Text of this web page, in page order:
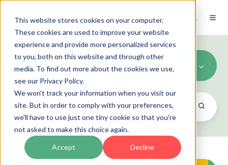
This website stores cookies on your computer.
These cookies are used to improve your website
experience and provide more personalized services
to you, both on this website and through other
media. To find out more about the cookies we use,
see our Privacy Policy.
We won't track your information when you visit our
site. But in order to comply with your preferences,
we'll have to use just one tiny cookie so that you're
not asked to make this choice again.
Accept Decline
ES
Gestion de riesgos (2)